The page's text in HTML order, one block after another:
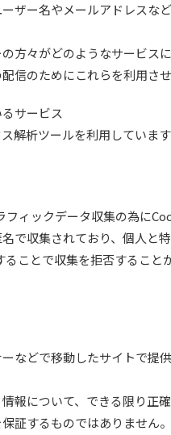
ザー名やメールアドレスな
方々がどのようなサービス
信のためにこれらを利用さ
サービス
解析ツールを利用しています
ィックデータ収集の為に
で収集されており、個人と
ことで収集を拒否すること
などで移動したサイトで提
報について、できる限り正
証するものではありません